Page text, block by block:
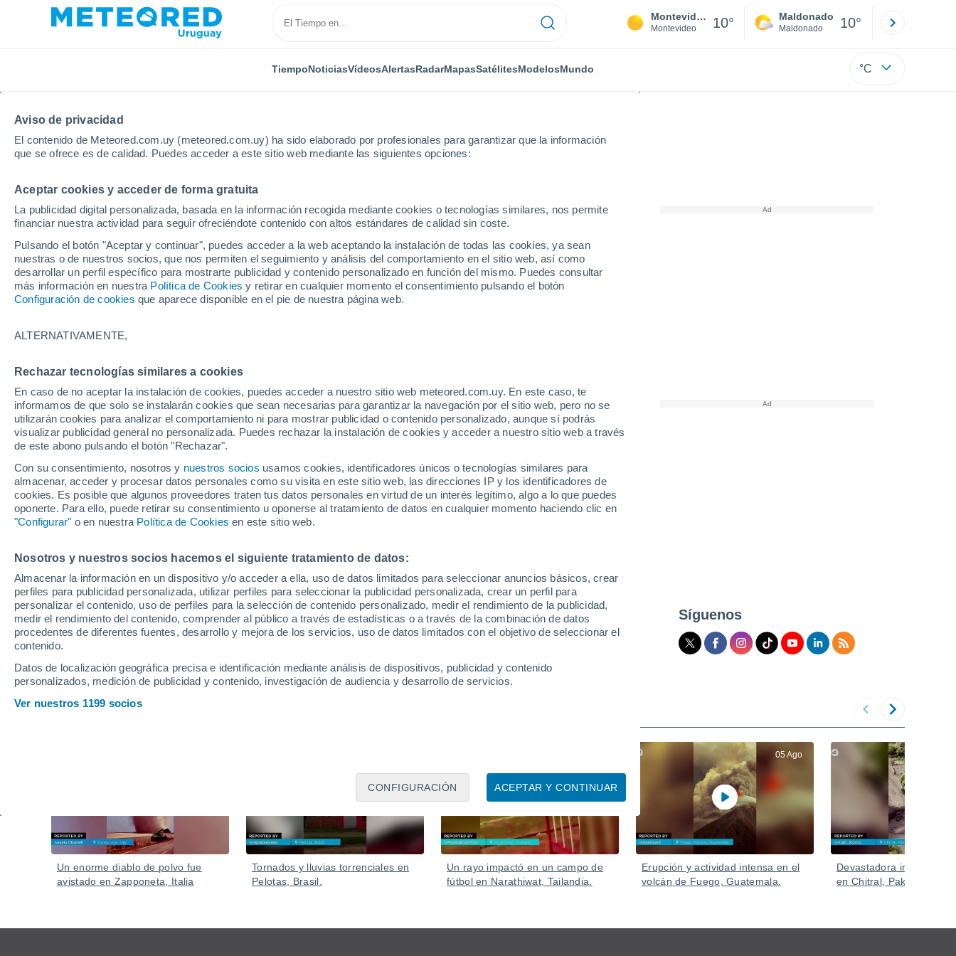
Aviso de privacidad
El contenido de Meteored.com.uy (meteored.com.uy) ha sido elaborado por profesionales para garantizar que la información
que se ofrece es de calidad. Puedes acceder a este sitio web mediante las siguientes opciones:
Aceptar cookies y acceder de forma gratuita
La publicidad digital personalizada, basada en la información recogida mediante cookies o tecnologías similares, nos permite
financiar nuestra actividad para seguir ofreciéndote contenido con altos estándares de calidad sin coste.
Pulsando el botón "Aceptar y continuar", puedes acceder a la web aceptando la instalación de todas las cookies, ya sean
nuestras o de nuestros socios, que nos permiten el seguimiento y análisis del comportamiento en el sitio web, así como
desarrollar un perfil específico para mostrarte publicidad y contenido personalizado en función del mismo. Puedes consultar
más información en nuestra Política de Cookies y retirar en cualquier momento el consentimiento pulsando el botón
Configuración de cookies que aparece disponible en el pie de nuestra página web.
ALTERNATIVAMENTE,
Rechazar tecnologías similares a cookies
En caso de no aceptar la instalación de cookies, puedes acceder a nuestro sitio web meteored.com.uy. En este caso, te
informamos de que solo se instalarán cookies que sean necesarias para garantizar la navegación por el sitio web, pero no se
utilizarán cookies para analizar el comportamiento ni para mostrar publicidad o contenido personalizado, aunque sí podrás
visualizar publicidad general no personalizada. Puedes rechazar la instalación de cookies y acceder a nuestro sitio web a través
de este abono pulsando el botón "Rechazar".
Con su consentimiento, nosotros y nuestros socios usamos cookies, identificadores únicos o tecnologías similares para
almacenar, acceder y procesar datos personales como su visita en este sitio web, las direcciones IP y los identificadores de
cookies. Es posible que algunos proveedores traten tus datos personales en virtud de un interés legítimo, algo a lo que puedes
oponerte. Para ello, puede retirar su consentimiento u oponerse al tratamiento de datos en cualquier momento haciendo clic en
"Configurar" o en nuestra Política de Cookies en este sitio web.
Nosotros y nuestros socios hacemos el siguiente tratamiento de datos:
Almacenar la información en un dispositivo y/o acceder a ella, uso de datos limitados para seleccionar anuncios básicos, crear
perfiles para publicidad personalizada, utilizar perfiles para seleccionar la publicidad personalizada, crear un perfil para
personalizar el contenido, uso de perfiles para la selección de contenido personalizado, medir el rendimiento de la publicidad,
medir el rendimiento del contenido, comprender al público a través de estadísticas o a través de la combinación de datos
procedentes de diferentes fuentes, desarrollo y mejora de los servicios, uso de datos limitados con el objetivo de seleccionar el
contenido.
Datos de localización geográfica precisa e identificación mediante análisis de dispositivos, publicidad y contenido
personalizados, medición de publicidad y contenido, investigación de audiencia y desarrollo de servicios.
Ver nuestros 1199 socios
ACEPTAR Y CONTINUAR
CONFIGURACIÓN
Montevideo
Montevideo 10° Maldonado
Maldonado 10°
TiempoNoticiasVídeosAlertasRadarMapasSatélitesModelosMundo °C
Inicio Vídeos Grandes olas gigantes azotan Nichinan (Japón) tras el paso del Tifón Jangmi
Grandes olas gigantes azotan Nichinan (Japón)
tras el paso del Tifón Jangmi
Las autoridades suelen advertir sobre los riesgos asociados, ya que las corrientes y el fuerte oleaje pueden
representar un peligro para quienes se aproximen demasiado al mar.
Síguenos
Vídeos
Un enorme diablo de polvo fue
avistado en Zapponeta, Italia
Tornados y lluvias torrenciales en
Pelotas, Brasil.
Un rayo impactó en un campo de
fútbol en Narathiwat, Tailandia.
05 Ago
Erupción y actividad intensa en el
volcán de Fuego, Guatemala.
Devastadora inundación
en Chitral, Pakistán.